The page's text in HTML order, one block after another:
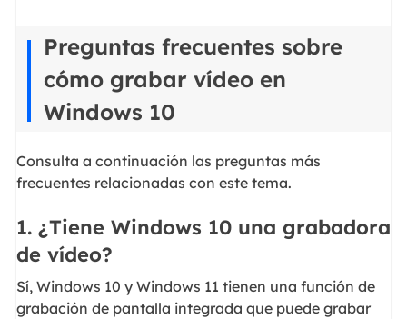
Preguntas frecuentes sobre
cómo grabar vídeo en
Windows 10
Consulta a continuación las preguntas más
frecuentes relacionadas con este tema.
1. ¿Tiene Windows 10 una grabadora
de vídeo?
Sí, Windows 10 y Windows 11 tienen una función de
grabación de pantalla integrada que puede grabar